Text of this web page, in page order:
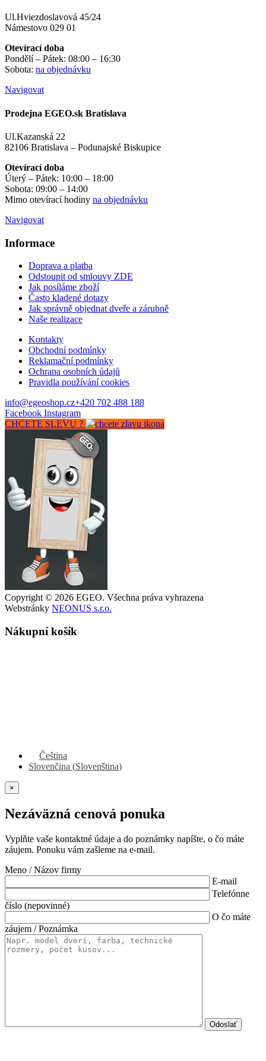
Ul.Hviezdoslavová 45/24
Námestovo 029 01
Otevírací doba
Pondělí – Pátek: 08:00 – 16:30
Sobota: na objednávku
Navigovat
Prodejna EGEO.sk Bratislava
Ul.Kazanská 22
82106 Bratislava – Podunajské Biskupice
Otevírací doba
Úterý – Pátek: 10:00 – 18:00
Sobota: 09:00 – 14:00
Mimo otevírací hodiny na objednávku
Navigovat
Informace
Doprava a platba
Odstoupit od smlouvy ZDE
Jak posíláme zboží
Často kladené dotazy
Jak správně objednat dveře a zárubně
Naše realizace
Kontakty
Obchodní podmínky
Reklamační podmínky
Ochrana osobních údajů
Pravidla používání cookies
info@egeoshop.cz+420 702 488 188
Facebook Instagram
CHCETE SLEVU ?
Copyright © 2026 EGEO. Všechna práva vyhrazena
Webstránky NEONUS s.r.o.
Nákupní košík
Čeština
Slovenčina (Slovenština)
×
Nezáväzná cenová ponuka
Vyplňte vaše kontaktné údaje a do poznámky napíšte, o čo máte
záujem. Ponuku vám zašleme na e-mail.
Meno / Názov firmy
E-mail
Telefónne
číslo (nepovinné)
O čo máte
záujem / Poznámka